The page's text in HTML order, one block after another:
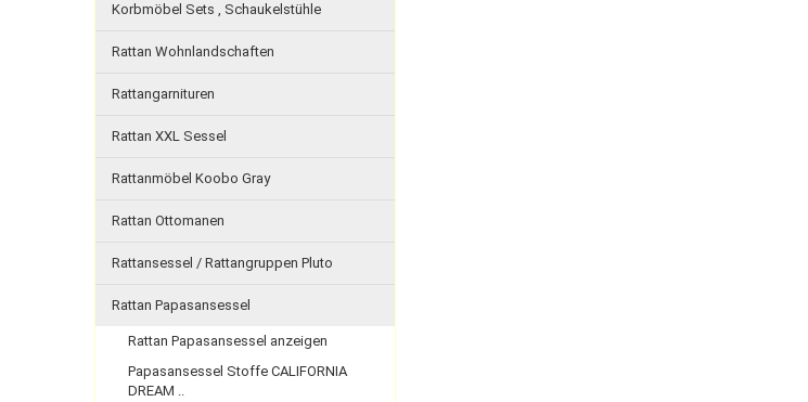
Korbmöbel Sets , Schaukelstühle
Rattan Wohnlandschaften
Rattangarnituren
Rattan XXL Sessel
Rattanmöbel Koobo Gray
Rattan Ottomanen
Rattansessel / Rattangruppen Pluto
Rattan Papasansessel
Rattan Papasansessel anzeigen
Papasansessel Stoffe CALIFORNIA
DREAM ..